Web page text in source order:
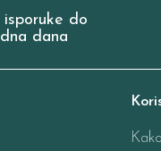
isporuke do
dana